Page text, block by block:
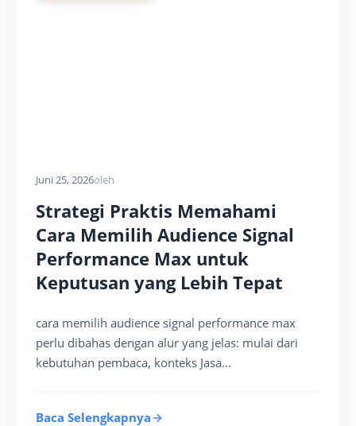
Juni 25, 2026oleh
Strategi Praktis Memahami
Cara Memilih Audience Signal
Performance Max untuk
Keputusan yang Lebih Tepat
cara memilih audience signal performance max
perlu dibahas dengan alur yang jelas: mulai dari
kebutuhan pembaca, konteks Jasa...
Baca Selengkapnya